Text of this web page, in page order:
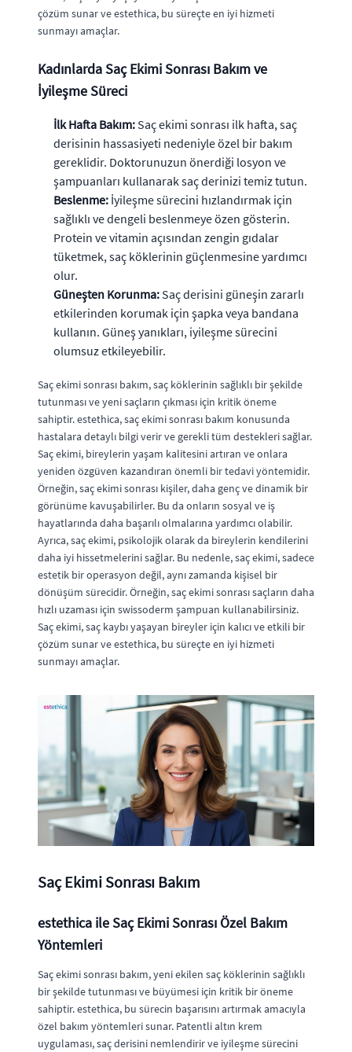
çözüm sunar ve estethica, bu süreçte en iyi hizmeti
sunmayı amaçlar.
Kadınlarda Saç Ekimi Sonrası Bakım ve
İyileşme Süreci
İlk Hafta Bakım: Saç ekimi sonrası ilk hafta, saç
derisinin hassasiyeti nedeniyle özel bir bakım
gereklidir. Doktorunuzun önerdiği losyon ve
şampuanları kullanarak saç derinizi temiz tutun.
Beslenme: İyileşme sürecini hızlandırmak için
sağlıklı ve dengeli beslenmeye özen gösterin.
Protein ve vitamin açısından zengin gıdalar
tüketmek, saç köklerinin güçlenmesine yardımcı
olur.
Güneşten Korunma: Saç derisini güneşin zararlı
etkilerinden korumak için şapka veya bandana
kullanın. Güneş yanıkları, iyileşme sürecini
olumsuz etkileyebilir.
Saç ekimi sonrası bakım, saç köklerinin sağlıklı bir şekilde
tutunması ve yeni saçların çıkması için kritik öneme
sahiptir. estethica, saç ekimi sonrası bakım konusunda
hastalara detaylı bilgi verir ve gerekli tüm destekleri sağlar.
Saç ekimi, bireylerin yaşam kalitesini artıran ve onlara
yeniden özgüven kazandıran önemli bir tedavi yöntemidir.
Örneğin, saç ekimi sonrası kişiler, daha genç ve dinamik bir
görünüme kavuşabilirler. Bu da onların sosyal ve iş
hayatlarında daha başarılı olmalarına yardımcı olabilir.
Ayrıca, saç ekimi, psikolojik olarak da bireylerin kendilerini
daha iyi hissetmelerini sağlar. Bu nedenle, saç ekimi, sadece
estetik bir operasyon değil, aynı zamanda kişisel bir
dönüşüm sürecidir. Örneğin, saç ekimi sonrası saçların daha
hızlı uzaması için swissoderm şampuan kullanabilirsiniz.
Saç ekimi, saç kaybı yaşayan bireyler için kalıcı ve etkili bir
çözüm sunar ve estethica, bu süreçte en iyi hizmeti
sunmayı amaçlar.
Saç Ekimi Sonrası Bakım
estethica ile Saç Ekimi Sonrası Özel Bakım
Yöntemleri
Saç ekimi sonrası bakım, yeni ekilen saç köklerinin sağlıklı
bir şekilde tutunması ve büyümesi için kritik bir öneme
sahiptir. estethica, bu sürecin başarısını artırmak amacıyla
özel bakım yöntemleri sunar. Patentli altın krem
uygulaması, saç derisini nemlendirir ve iyileşme sürecini